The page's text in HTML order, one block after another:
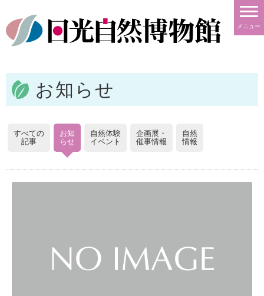
メニュー
お知らせ
すべての
記事
お知
らせ
自然体験
イベント
企画展・
催事情報
自然
情報